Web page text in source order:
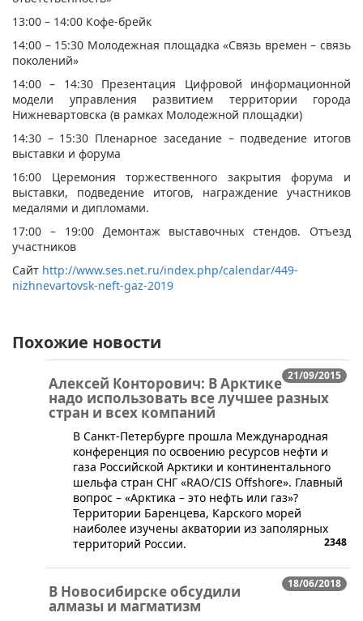
13:00 – 14:00 Кофе-брейк
14:00 – 15:30 Молодежная площадка «Связь времен – связь
поколений»
14:00 – 14:30 Презентация Цифровой информационной
модели управления развитием территории города
Нижневартовска (в рамках Молодежной площадки)
14:30 – 15:30 Пленарное заседание – подведение итогов
выставки и форума
16:00 Церемония торжественного закрытия форума и
выставки, подведение итогов, награждение участников
медалями и дипломами.
17:00 – 19:00 ​Демонтаж выставочных стендов. Отъезд
участников​
Сайт http://www.ses.net.ru/index.php/calendar/449-
nizhnevartovsk-neft-gaz-2019
Похожие новости
21/09/2015
Алексей Конторович: В Арктике
надо использовать все лучшее разных
стран и всех компаний
В Санкт-Петербурге прошла Международная
конференция по освоению ресурсов нефти и
газа Российской Арктики и континентального
шельфа стран СНГ «RAO/CIS Offshore». Главный
вопрос – «Арктика – это нефть или газ»?
Территории Баренцева, Карского морей
наиболее изучены акватории из заполярных
территорий России.
2348
18/06/2018
В Новосибирске обсудили
алмазы и магматизм